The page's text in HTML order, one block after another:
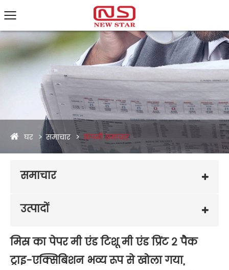
घर समाचार कंपनी समाचार
समाचार
उत्पादों
मिस्र का पेपर मी एंड टिशू मी एंड प्रिंट 2 पैक
ट्राइ-एक्सिबिशन भव्य रूप से खोला गया,